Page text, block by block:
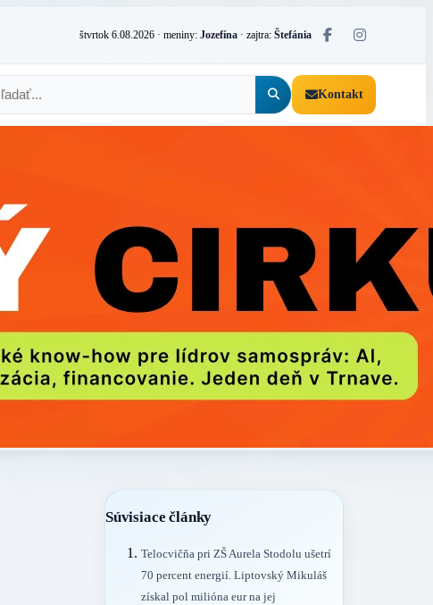
štvrtok 6.08.2026 · meniny: Jozefína · zajtra: Štefánia
Kontakt
Súvisiace články
Telocvičňa pri ZŠ Aurela Stodolu ušetrí
70 percent energií. Liptovský Mikuláš
získal pol milióna eur na jej